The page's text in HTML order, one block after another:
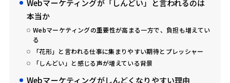
Webマーケティングが「しんどい」と言われるのは
本当か
Webマーケティングの重要性が高まる一方で、負担も増えてい
る
「花形」と言われる仕事に集まりやすい期待とプレッシャー
「しんどい」と感じる声が増えている背景
Webマーケティングがしんどくなりやすい理由